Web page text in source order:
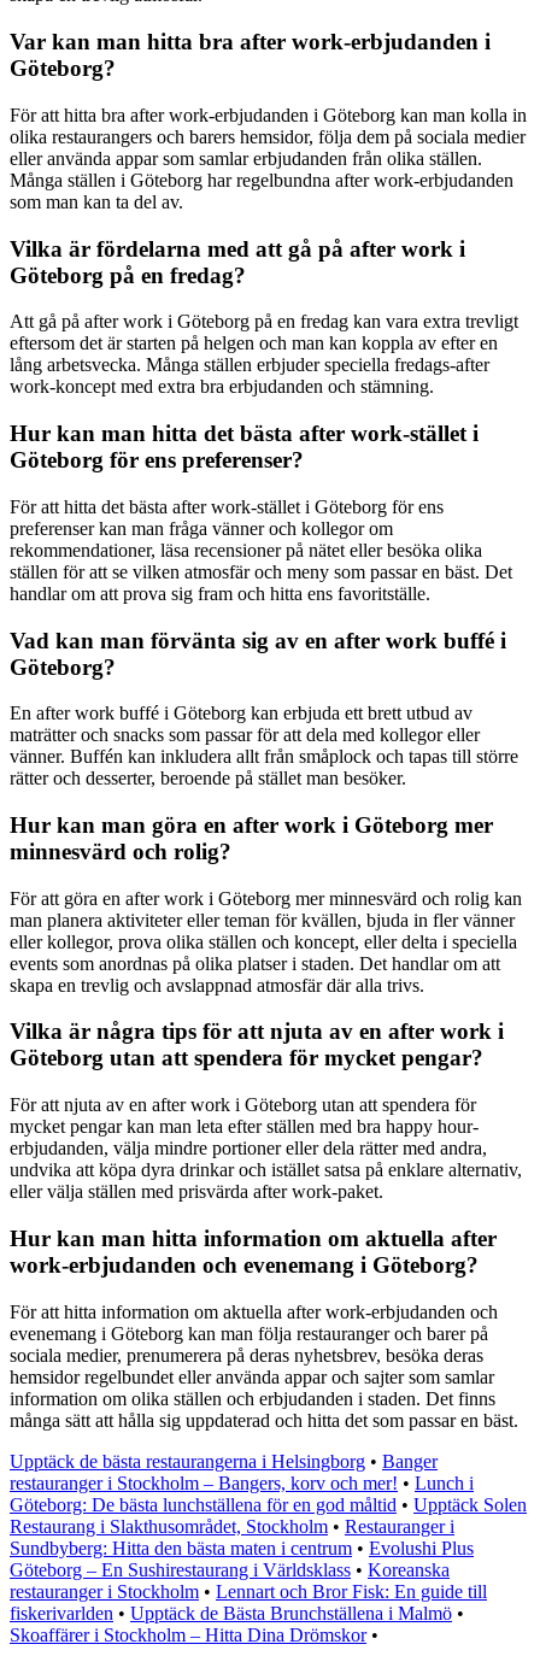
Var kan man hitta bra after work-erbjudanden i
Göteborg?
För att hitta bra after work-erbjudanden i Göteborg kan man kolla in
olika restaurangers och barers hemsidor, följa dem på sociala medier
eller använda appar som samlar erbjudanden från olika ställen.
Många ställen i Göteborg har regelbundna after work-erbjudanden
som man kan ta del av.
Vilka är fördelarna med att gå på after work i
Göteborg på en fredag?
Att gå på after work i Göteborg på en fredag kan vara extra trevligt
eftersom det är starten på helgen och man kan koppla av efter en
lång arbetsvecka. Många ställen erbjuder speciella fredags-after
work-koncept med extra bra erbjudanden och stämning.
Hur kan man hitta det bästa after work-stället i
Göteborg för ens preferenser?
För att hitta det bästa after work-stället i Göteborg för ens
preferenser kan man fråga vänner och kollegor om
rekommendationer, läsa recensioner på nätet eller besöka olika
ställen för att se vilken atmosfär och meny som passar en bäst. Det
handlar om att prova sig fram och hitta ens favoritställe.
Vad kan man förvänta sig av en after work buffé i
Göteborg?
En after work buffé i Göteborg kan erbjuda ett brett utbud av
maträtter och snacks som passar för att dela med kollegor eller
vänner. Buffén kan inkludera allt från småplock och tapas till större
rätter och desserter, beroende på stället man besöker.
Hur kan man göra en after work i Göteborg mer
minnesvärd och rolig?
För att göra en after work i Göteborg mer minnesvärd och rolig kan
man planera aktiviteter eller teman för kvällen, bjuda in fler vänner
eller kollegor, prova olika ställen och koncept, eller delta i speciella
events som anordnas på olika platser i staden. Det handlar om att
skapa en trevlig och avslappnad atmosfär där alla trivs.
Vilka är några tips för att njuta av en after work i
Göteborg utan att spendera för mycket pengar?
För att njuta av en after work i Göteborg utan att spendera för
mycket pengar kan man leta efter ställen med bra happy hour-
erbjudanden, välja mindre portioner eller dela rätter med andra,
undvika att köpa dyra drinkar och istället satsa på enklare alternativ,
eller välja ställen med prisvärda after work-paket.
Hur kan man hitta information om aktuella after
work-erbjudanden och evenemang i Göteborg?
För att hitta information om aktuella after work-erbjudanden och
evenemang i Göteborg kan man följa restauranger och barer på
sociala medier, prenumerera på deras nyhetsbrev, besöka deras
hemsidor regelbundet eller använda appar och sajter som samlar
information om olika ställen och erbjudanden i staden. Det finns
många sätt att hålla sig uppdaterad och hitta det som passar en bäst.
Upptäck de bästa restaurangerna i Helsingborg • Banger
restauranger i Stockholm – Bangers, korv och mer! • Lunch i
Göteborg: De bästa lunchställena för en god måltid • Upptäck Solen
Restaurang i Slakthusområdet, Stockholm • Restauranger i
Sundbyberg: Hitta den bästa maten i centrum • Evolushi Plus
Göteborg – En Sushirestaurang i Världsklass • Koreanska
restauranger i Stockholm • Lennart och Bror Fisk: En guide till
fiskerivarlden • Upptäck de Bästa Brunchställena i Malmö •
Skoaffärer i Stockholm – Hitta Dina Drömskor•